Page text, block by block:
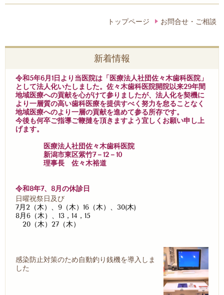
トップページ お問合せ・ご相談
新着情報
令和5年6月1日より当医院は「医療法人社団佐々木歯科医院」
として法人化いたしました。佐々木歯科医院開院以来29年間
地域医療への貢献を心がけて参りましたが、法人化を契機に
より一層質の高い歯科医療を提供すべく努力を怠ることなく
地域医療へのより一層の貢献を進めて参る所存です。
今後も何卒ご指導ご鞭撻を頂きますよう宜しくお願い申し上
げます。
医療法人社団佐々木歯科医院
新潟市東区紫竹7－12－10
理事長 佐々木裕道
令和8年7、8月の休診日
日曜祝祭日及び
7月2（木）、9（木）16（木）、30(木)
8月6（木）、13，14，15
20（木）27（木）
感染防止対策のため自動釣り銭機を導入しま
した